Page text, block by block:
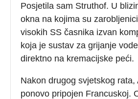
Posjetila sam Struthof. U
okna na kojima su
visokih SS časnika izvan
koja je sustav za grijanje
direktno na kremacijske peći.
Nakon drugog svjetskog rata,
ponovo pripojen Francuskoj.